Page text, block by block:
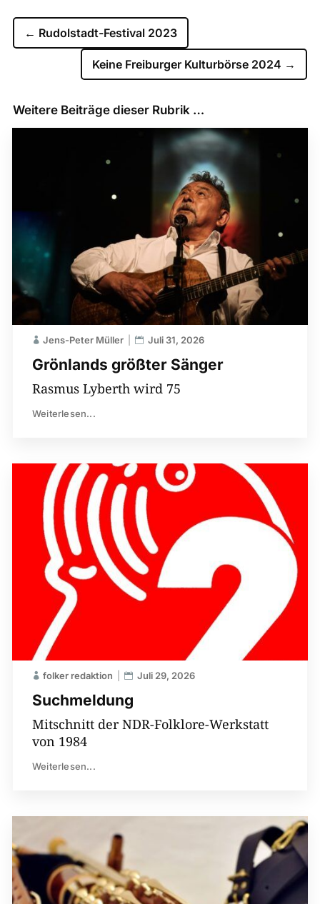
← Rudolstadt-Festival 2023
Keine Freiburger Kulturbörse 2024 →
Weitere Beiträge dieser Rubrik …
Grönlands größter Sänger
Jens-Peter Müller Juli 31, 2026
Rasmus Lyberth wird 75
Weiterlesen...
Suchmeldung
folker redaktion Juli 29, 2026
Mitschnitt der NDR-Folklore-Werkstatt
von 1984
Weiterlesen...